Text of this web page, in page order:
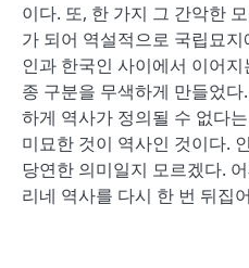
이다. 또, 한 가지 그 간악한
가 되어 역설적으로 국립묘
인과 한국인 사이에서 이어
종 구분을 무색하게 만들었
하게 역사가 정의될 수 없다
미묘한 것이 역사인 것이다.
당연한 의미일지 모르겠다.
리네 역사를 다시 한 번 뒤집